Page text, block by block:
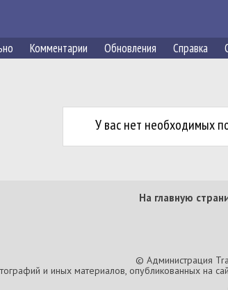
Комментарии Обновления Справка
У вас нет необходимых
На главную
© Администрация
и иных материалов, опубликованных на